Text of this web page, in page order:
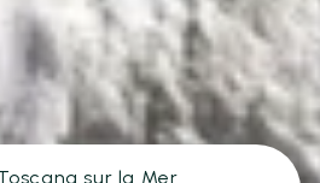
sur la Mer